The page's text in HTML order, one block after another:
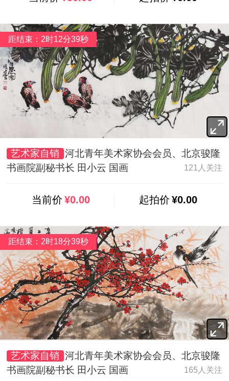
艺术家自销 河北青年美术家协会会员、北京骏隆
书画院副秘书长 田小云 国画
121人关注
当前价 ¥0.00 起拍价 ¥0.00
距结束：2时12分37秒
艺术家自销 河北青年美术家协会会员、北京骏隆
书画院副秘书长 田小云 国画
165人关注
距结束：2时18分37秒